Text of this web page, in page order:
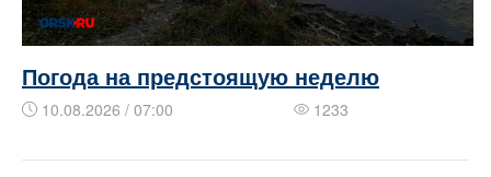
Погода на предстоящую неделю
10.08.2026 / 07:00 1233